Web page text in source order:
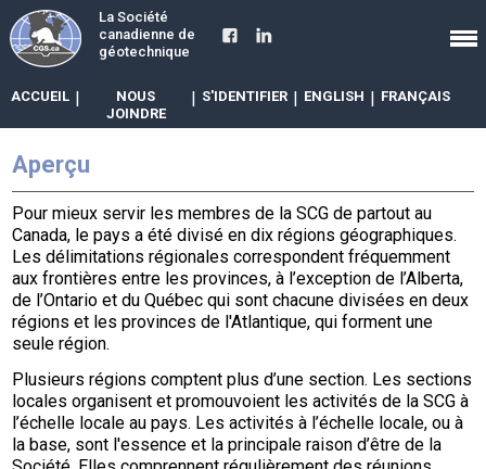
La Société
canadienne de
géotechnique
ACCUEIL |
NOUS
JOINDRE
| S'IDENTIFIER | ENGLISH | FRANÇAIS
Aperçu
Pour mieux servir les membres de la SCG de partout au
Canada, le pays a été divisé en dix régions géographiques.
Les délimitations régionales correspondent fréquemment
aux frontières entre les provinces, à l’exception de l’Alberta,
de l’Ontario et du Québec qui sont chacune divisées en deux
régions et les provinces de l'Atlantique, qui forment une
seule région.
Plusieurs régions comptent plus d’une section. Les sections
locales organisent et promouvoient les activités de la SCG à
l’échelle locale au pays. Les activités à l’échelle locale, ou à
la base, sont l'essence et la principale raison d’être de la